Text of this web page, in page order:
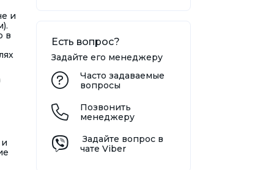
и
в
Есть вопрос?
Задайте его менеджеру
Часто задаваемые
вопросы
Позвонить
менеджеру
Задайте вопрос в
чате Viber